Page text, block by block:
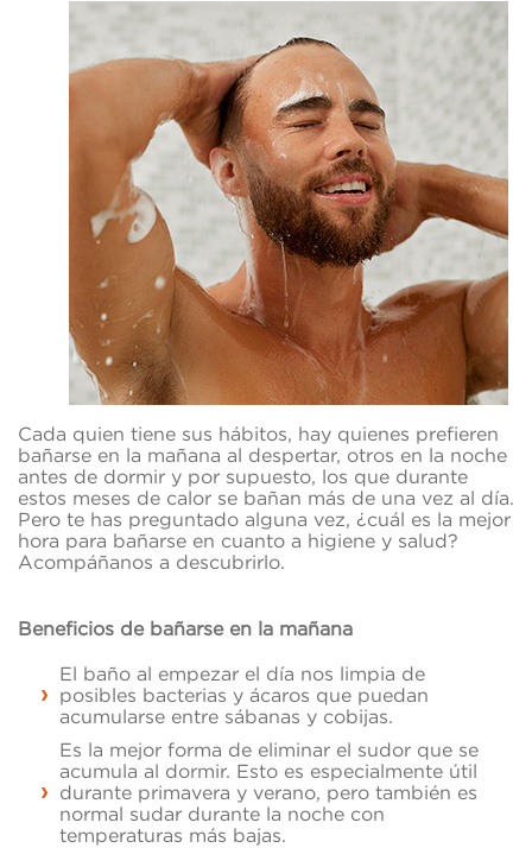
Cada quien tiene sus hábitos, hay quienes prefieren
bañarse en la mañana al despertar, otros en la noche
antes de dormir y por supuesto, los que durante
estos meses de calor se bañan más de una vez al día.
Pero te has preguntado alguna vez, ¿cuál es la mejor
hora para bañarse en cuanto a higiene y salud?
Acompáñanos a descubrirlo.
Beneficios de bañarse en la mañana
El baño al empezar el día nos limpia de
posibles bacterias y ácaros que puedan
acumularse entre sábanas y cobijas.
Es la mejor forma de eliminar el sudor que se
acumula al dormir. Esto es especialmente útil
durante primavera y verano, pero también es
normal sudar durante la noche con
temperaturas más bajas.